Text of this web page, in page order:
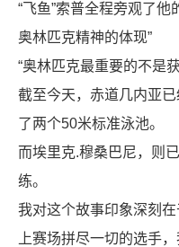
“飞鱼”索普全程旁观了
奥林匹克精神的体现”
“奥林匹克最重要的不是
截至今天，赤道几内亚
了两个50米标准泳池。
而埃里克.穆桑巴尼，则
练。
我对这个故事印象深刻
上赛场拼尽一切的选手